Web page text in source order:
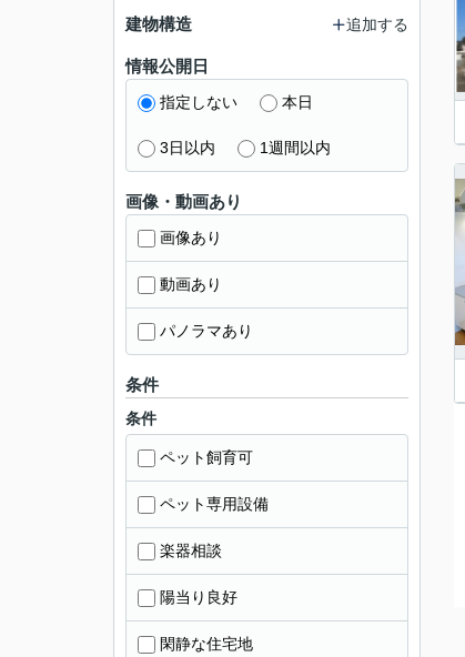
建物構造 追加する
情報公開日
指定しない 本日
3日以内 1週間以内
画像・動画あり
画像あり
動画あり
パノラマあり
条件
条件
ペット飼育可
ペット専用設備
楽器相談
陽当り良好
閑静な住宅地